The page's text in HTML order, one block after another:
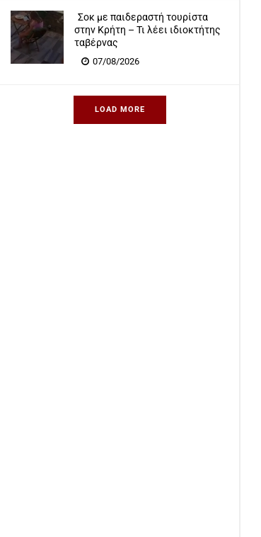
Σοκ με παιδεραστή τουρίστα
στην Κρήτη – Τι λέει ιδιοκτήτης
ταβέρνας
07/08/2026
LOAD MORE